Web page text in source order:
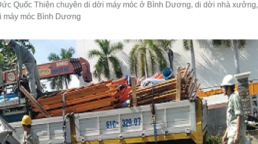
Quốc Thiện chuyên di dời máy móc ở Bình Dương, di dời nhà
máy móc Bình Dương